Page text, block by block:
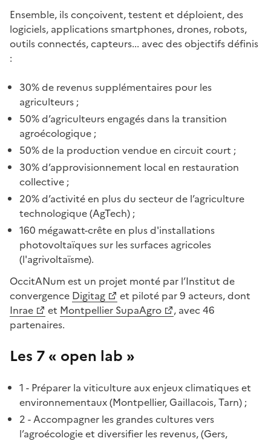
Ensemble, ils conçoivent, testent et déploient, des
logiciels, applications smartphones, drones, robots,
outils connectés, capteurs... avec des objectifs définis
:
30% de revenus supplémentaires pour les
agriculteurs ;
50% d’agriculteurs engagés dans la transition
agroécologique ;
50% de la production vendue en circuit court ;
30% d’approvisionnement local en restauration
collective ;
20% d’activité en plus du secteur de l’agriculture
technologique (AgTech) ;
160 mégawatt-crête en plus d'installations
photovoltaïques sur les surfaces agricoles
(l'agrivoltaïsme).
OccitANum est un projet monté par l’Institut de
convergence Digitag
et piloté par 9 acteurs, dont
Inrae
et Montpellier SupaAgro
, avec 46
partenaires.
Les 7 « open lab »
1 - Préparer la viticulture aux enjeux climatiques et
environnementaux (Montpellier, Gaillacois, Tarn) ;
2 - Accompagner les grandes cultures vers
l’agroécologie et diversifier les revenus, (Gers,